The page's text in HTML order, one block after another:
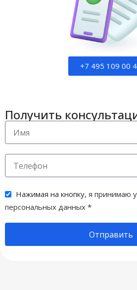
+7 495 109 00
Получить
Нажимая на кнопку, я принимаю
персональных данных *
Отправить